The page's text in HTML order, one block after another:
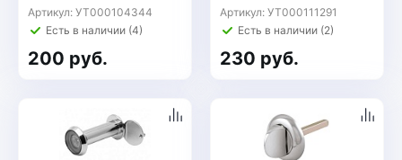
Артикул: УТ000104344
Есть в наличии (4)
200 руб.
Артикул: УТ000111291
Есть в наличии (2)
230 руб.